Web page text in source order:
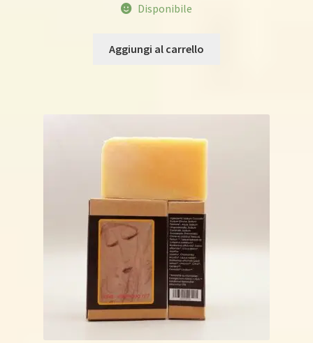
Disponibile
Aggiungi al carrello